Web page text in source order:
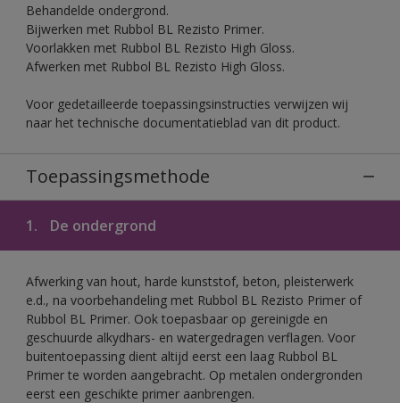
Behandelde ondergrond.
Bijwerken met Rubbol BL Rezisto Primer.
Voorlakken met Rubbol BL Rezisto High Gloss.
Afwerken met Rubbol BL Rezisto High Gloss.
Voor gedetailleerde toepassingsinstructies verwijzen wij
naar het technische documentatieblad van dit product.
Toepassingsmethode
1. De ondergrond
Afwerking van hout, harde kunststof, beton, pleisterwerk
e.d., na voorbehandeling met Rubbol BL Rezisto Primer of
Rubbol BL Primer. Ook toepasbaar op gereinigde en
geschuurde alkydhars- en watergedragen verflagen. Voor
buitentoepassing dient altijd eerst een laag Rubbol BL
Primer te worden aangebracht. Op metalen ondergronden
eerst een geschikte primer aanbrengen.